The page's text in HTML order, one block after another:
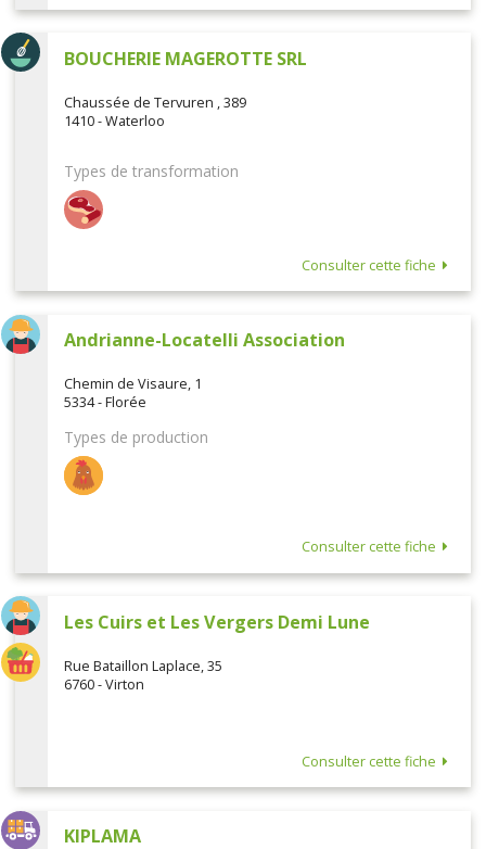
BOUCHERIE MAGEROTTE SRL
Chaussée de Tervuren , 389
1410 - Waterloo
Types de transformation
Consulter cette fiche
Andrianne-Locatelli Association
Chemin de Visaure, 1
5334 - Florée
Types de production
Consulter cette fiche
Les Cuirs et Les Vergers Demi Lune
Rue Bataillon Laplace, 35
6760 - Virton
Consulter cette fiche
KIPLAMA